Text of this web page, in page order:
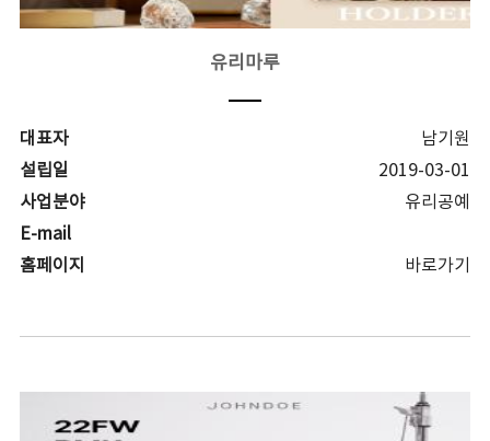
유리마루
대표자
남기원
설립일
2019-03-01
사업분야
유리공예
E-mail
홈페이지
바로가기